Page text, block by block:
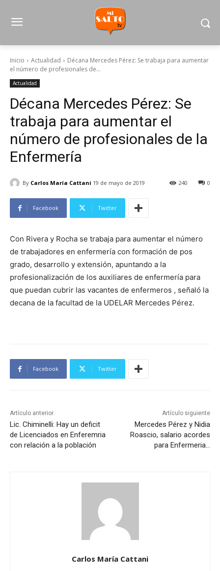
Inicio Actualidad
Décana Mercedes Pérez: Se trabaja para aumentar
el número de profesionales de...
Actualidad
Décana Mercedes Pérez: Se
trabaja para aumentar el
número de profesionales de la
Enfermería
By Carlos María Cattani 19 de mayo de 2019 0
240
Facebook Twitter
Con Rivera y Rocha se trabaja para aumentar el número
de trabajadores en enfermería con formación de pos
grado, desarrollo y extensión, apuntando a la
profesionalización de los auxiliares de enfermería para
que puedan cubrir las vacantes de enfermeros , señaló la
decana de la facultad de la UDELAR Mercedes Pérez.
Facebook Twitter
Artículo anterior
Lic. Chiminelli: Hay un deficit
de Licenciados en Enferemria
con relación a la población
Artículo siguiente
Mercedes Pérez y Nidia
Roascio, salario acordes
para Enfermeria…
Carlos María Cattani